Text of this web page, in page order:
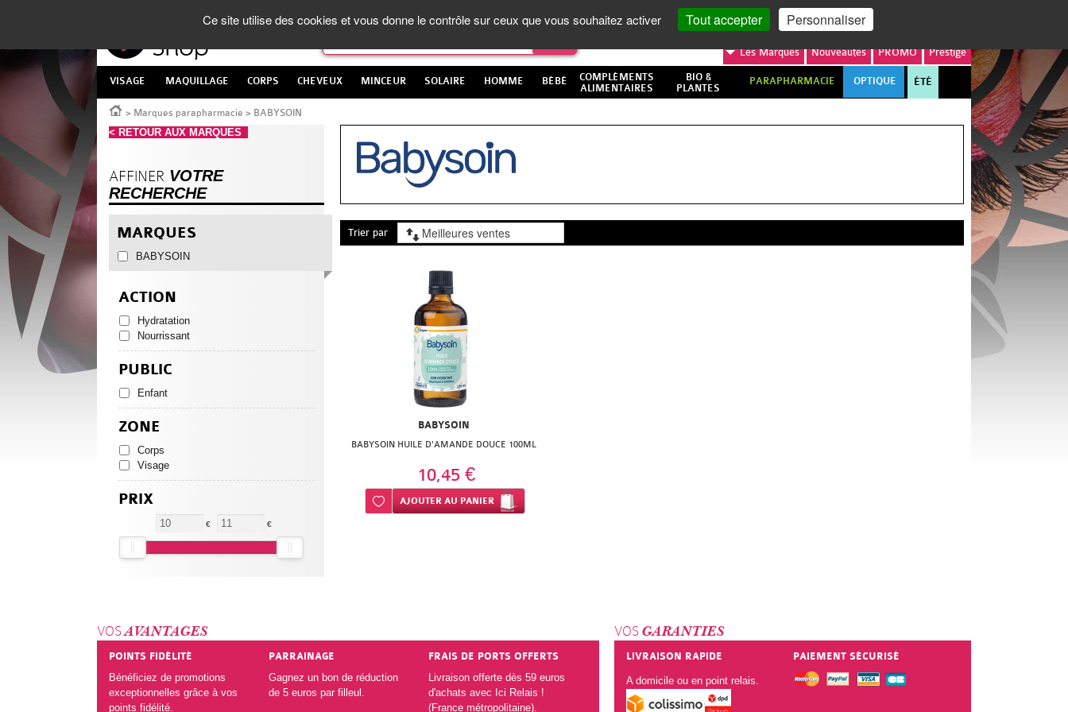
MON COMPTE
LesMarques Nouveautés PROMO Prestige
VISAGE MAQUILLAGE CORPS CHEVEUX MINCEUR SOLAIRE HOMME BÉBÉ
COMPLÉMENTS
ALIMENTAIRES
BIO &
PLANTES
PARAPHARMACIE OPTIQUE ÉTÉ
Accueil
> Marques parapharmacie > BABYSOIN
Trier par
BABYSOIN
BABYSOIN HUILE D'AMANDE DOUCE 100ML
10,45 €
Ajouter à ma liste d’envie
AJOUTER AU PANIER
< RETOUR AUX MARQUES
AFFINER VOTRE
RECHERCHE
MARQUES
BABYSOIN
ACTION
Hydratation
Nourrissant
PUBLIC
Enfant
ZONE
Corps
Visage
PRIX
€ €
VOS AVANTAGES
POINTS FIDÉLITÉ
Bénéficiez de promotions
exceptionnelles grâce à vos
points fidélité.
PARRAINAGE
Gagnez un bon de réduction
de 5 euros par filleul.
FRAIS DE PORTS OFFERTS
Livraison offerte dès 59 euros
d'achats avec Ici Relais !
(France métropolitaine).
VOSGARANTIES
LIVRAISON RAPIDE
A domicile ou en point relais.
PAIEMENT SÉCURISÉ
Ce site utilise des cookies et vous donne le contrôle sur ceux que vous souhaitez activer Tout accepter Personnaliser